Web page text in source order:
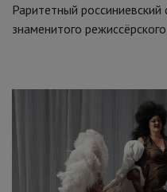
Раритетный
знаменитого